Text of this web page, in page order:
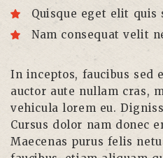
Quisque eget elit quis
Nam consequat velit
In inceptos, faucibus sed
auctor aute nullam cras,
vehicula lorem eu.
Cursus dolor nam donec
Maecenas purus felis